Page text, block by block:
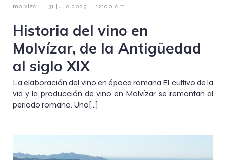
molvizar - 31 julio 2025 - 12:00 am
Historia del vino en
Molvízar, de la Antigüedad
al siglo XIX
La elaboración del vino en época romana El cultivo de la
vid y la producción de vino en Molvízar se remontan al
periodo romano. Uno[…]